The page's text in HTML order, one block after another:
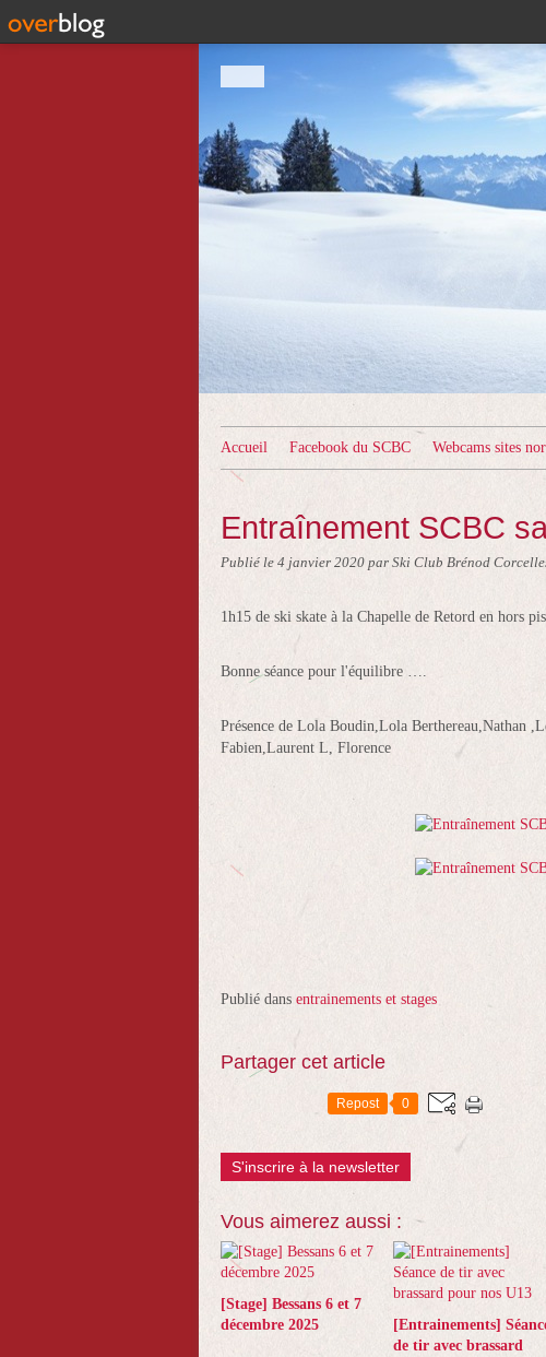
Accueil Facebook du SCBC Webcams sites
Entraînement SCBC
Publié le 4 janvier 2020 par Ski Club Brénod
1h15 de ski skate à la Chapelle de Retord en hors
Bonne séance pour l'équilibre ….
Présence de Lola Boudin,Lola Berthereau,Nathan
Fabien,Laurent L, Florence
Publié dans entrainements et stages
Partager cet article
Repost 0
S'inscrire à la newsletter
Vous aimerez aussi :
[Stage] Bessans 6 et 7
décembre 2025
[Entrainements]
de tir avec brassard